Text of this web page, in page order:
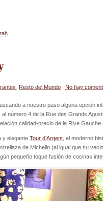
Resto del Mundo | No hay
a nuestro paso alguna opción
número 4 de la Rue des Grands
calidad-precio de la Rive Gauche
y elegante Tour d’Argent , el moderno
de Michelin (al igual que su
pequeño toque fusión de cocinas